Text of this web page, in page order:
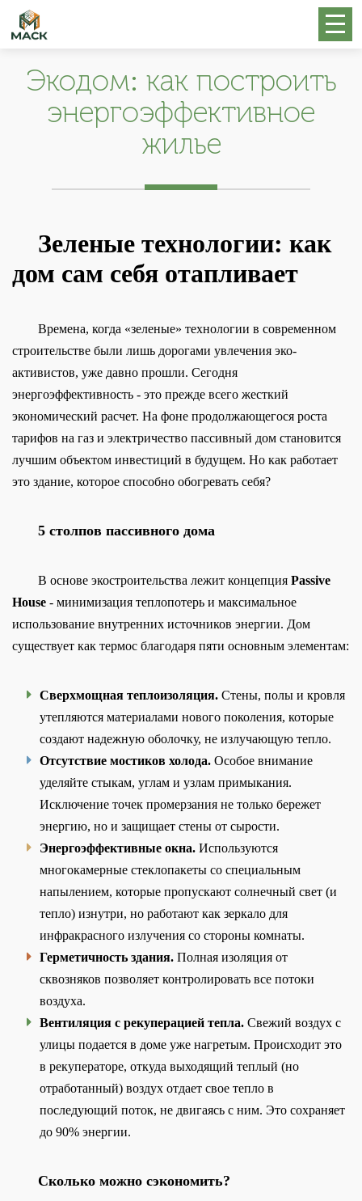
Экодом: как построить
энергоэффективное
жилье
Зеленые технологии: как
дом сам себя отапливает
Времена, когда «зеленые» технологии в современном
строительстве были лишь дорогами увлечения эко-
активистов, уже давно прошли. Сегодня
энергоэффективность - это прежде всего жесткий
экономический расчет. На фоне продолжающегося роста
тарифов на газ и электричество пассивный дом становится
лучшим объектом инвестиций в будущем. Но как работает
это здание, которое способно обогревать себя?
5 столпов пассивного дома
В основе экостроительства лежит концепция Passive
House - минимизация теплопотерь и максимальное
использование внутренних источников энергии. Дом
существует как термос благодаря пяти основным элементам:
Сверхмощная теплоизоляция. Стены, полы и кровля
утепляются материалами нового поколения, которые
создают надежную оболочку, не излучающую тепло.
Отсутствие мостиков холода. Особое внимание
уделяйте стыкам, углам и узлам примыкания.
Исключение точек промерзания не только бережет
энергию, но и защищает стены от сырости.
Энергоэффективные окна. Используются
многокамерные стеклопакеты со специальным
напылением, которые пропускают солнечный свет (и
тепло) изнутри, но работают как зеркало для
инфракрасного излучения со стороны комнаты.
Герметичность здания. Полная изоляция от
сквозняков позволяет контролировать все потоки
воздуха.
Вентиляция с рекуперацией тепла. Свежий воздух с
улицы подается в доме уже нагретым. Происходит это
в рекуператоре, откуда выходящий теплый (но
отработанный) воздух отдает свое тепло в
последующий поток, не двигаясь с ним. Это сохраняет
до 90% энергии.
Сколько можно сэкономить?